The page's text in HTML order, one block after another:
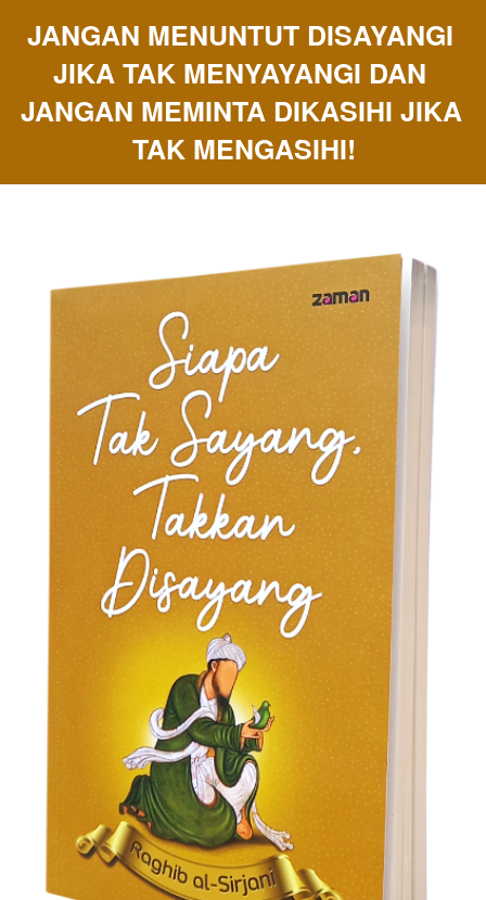
JANGAN MENUNTUT DISAYANGI
JIKA TAK MENYAYANGI DAN
JANGAN MEMINTA DIKASIHI JIKA
TAK MENGASIHI!